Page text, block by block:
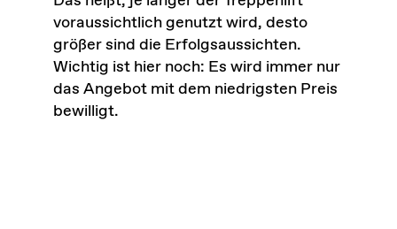
voraussichtlich genutzt wird, desto
größer sind die Erfolgsaussichten.
Wichtig ist hier noch: Es wird immer nur
das Angebot mit dem niedrigsten Preis
bewilligt.